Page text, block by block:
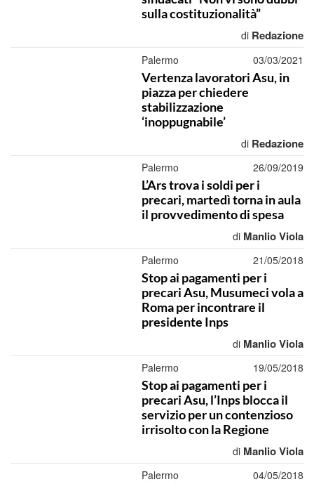
sulla costituzionalità”
di Redazione
Palermo 03/03/2021
Vertenza lavoratori Asu, in
piazza per chiedere
stabilizzazione
‘inoppugnabile’
di Redazione
Palermo 26/09/2019
L’Ars trova i soldi per i
precari, martedì torna in aula
il provvedimento di spesa
di Manlio Viola
Palermo 21/05/2018
Stop ai pagamenti per i
precari Asu, Musumeci vola a
Roma per incontrare il
presidente Inps
di Manlio Viola
Palermo 19/05/2018
Stop ai pagamenti per i
precari Asu, l’Inps blocca il
servizio per un contenzioso
irrisolto con la Regione
di Manlio Viola
Palermo 04/05/2018